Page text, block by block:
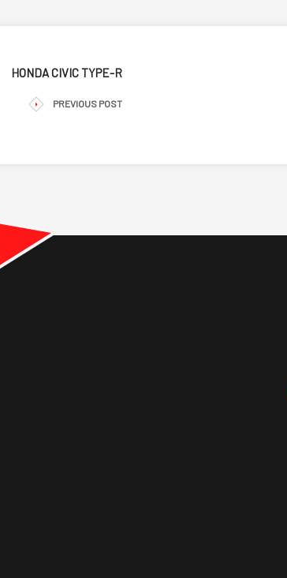
HONDA CIVIC TYPE-R
PREVIOUS POST